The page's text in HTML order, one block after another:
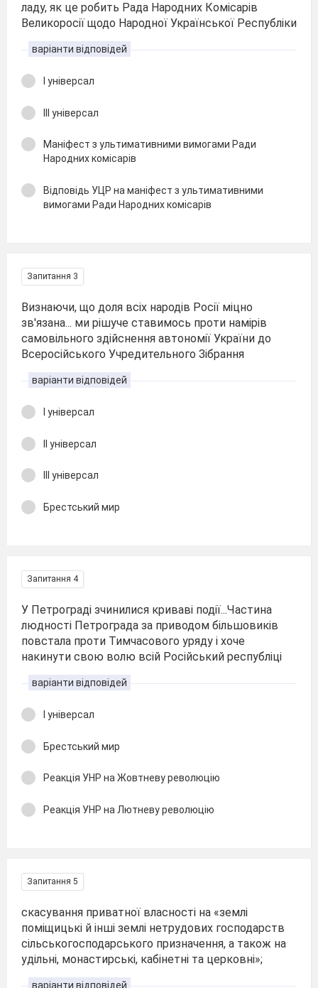
ладу, як це робить Рада Народних Комісарів
Великоросії щодо Народної Української Республіки
варіанти відповідей
І універсал
ІІІ універсал
Маніфест з ультимативними вимогами Ради
Народних комісарів
Відповідь УЦР на маніфест з ультимативними
вимогами Ради Народних комісарів
Запитання 3
Визнаючи, що доля всіх народів Росії міцно
зв'язана... ми рішуче ставимось проти намірів
самовільного здійснення автономії України до
Всеросійського Учредительного Зібрання
варіанти відповідей
І універсал
ІІ універсал
ІІІ універсал
Брестський мир
Запитання 4
У Петрограді зчинилися криваві події...Частина
людності Петрограда за приводом більшовиків
повстала проти Тимчасового уряду і хоче
накинути свою волю всій Російський республіці
варіанти відповідей
І універсал
Брестський мир
Реакція УНР на Жовтневу революцію
Реакція УНР на Лютневу революцію
Запитання 5
скасування приватної власності на «землі
поміщицькі й інші землі нетрудових господарств
сільськогосподарського призначення, а також на
удільні, монастирські, кабінетні та церковні»;
варіанти відповідей